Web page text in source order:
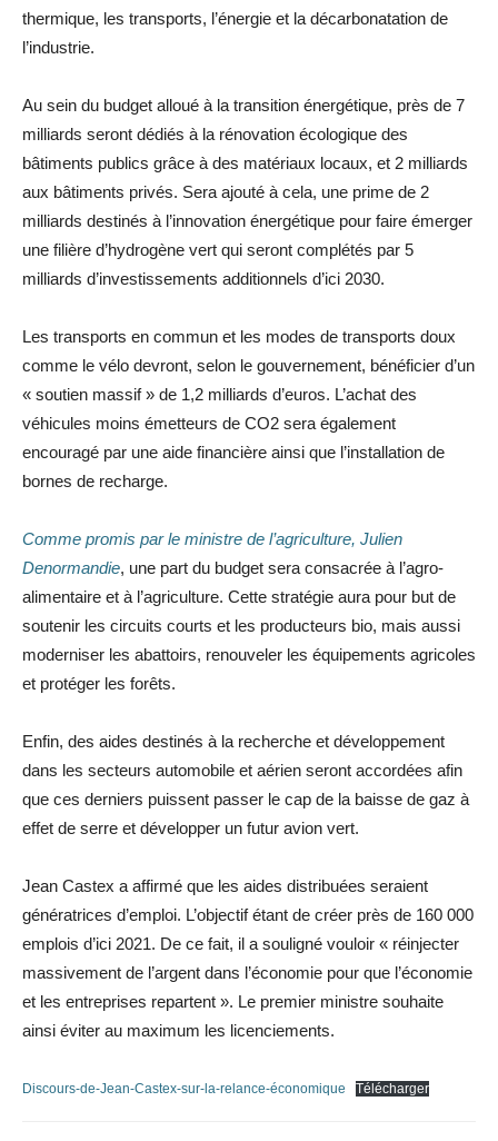
thermique, les transports, l’énergie et la décarbonatation de
l’industrie.
Au sein du budget alloué à la transition énergétique, près de 7
milliards seront dédiés à la rénovation écologique des
bâtiments publics grâce à des matériaux locaux, et 2 milliards
aux bâtiments privés. Sera ajouté à cela, une prime de 2
milliards destinés à l’innovation énergétique pour faire émerger
une filière d’hydrogène vert qui seront complétés par 5
milliards d’investissements additionnels d’ici 2030.
Les transports en commun et les modes de transports doux
comme le vélo devront, selon le gouvernement, bénéficier d’un
« soutien massif » de 1,2 milliards d’euros. L’achat des
véhicules moins émetteurs de CO2 sera également
encouragé par une aide financière ainsi que l’installation de
bornes de recharge.
Comme promis par le ministre de l’agriculture, Julien
Denormandie, une part du budget sera consacrée à l’agro-
alimentaire et à l’agriculture. Cette stratégie aura pour but de
soutenir les circuits courts et les producteurs bio, mais aussi
moderniser les abattoirs, renouveler les équipements agricoles
et protéger les forêts.
Enfin, des aides destinés à la recherche et développement
dans les secteurs automobile et aérien seront accordées afin
que ces derniers puissent passer le cap de la baisse de gaz à
effet de serre et développer un futur avion vert.
Jean Castex a affirmé que les aides distribuées seraient
génératrices d’emploi. L’objectif étant de créer près de 160 000
emplois d’ici 2021. De ce fait, il a souligné vouloir « réinjecter
massivement de l’argent dans l’économie pour que l’économie
et les entreprises repartent ». Le premier ministre souhaite
ainsi éviter au maximum les licenciements.
Discours-de-Jean-Castex-sur-la-relance-économique Télécharger